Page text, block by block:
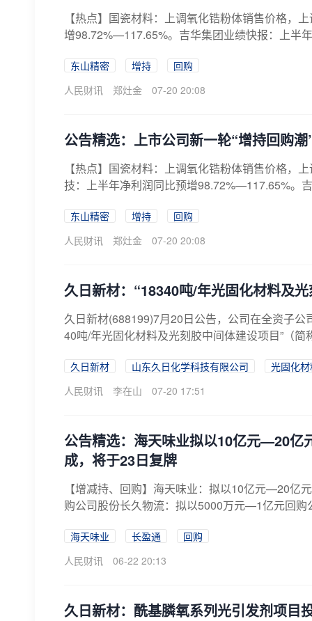
【热点】国瓷材料：上调氧化锆粉体销售价格
增98.72%—117.65%。吉华集团业绩快报：上半
东山精密 增持
回购
人民财讯
郑灶金 07-20 20:08
公告精选：上市公司新一轮“增持回购
【热点】国瓷材料：上调氧化锆粉体销售价格
技：上半年净利润同比预增98.72%—117.65%。
东山精密 增持
回购
人民财讯
郑灶金 07-20 20:08
久日新材：“18340吨/年光固化材料及
久日新材(688199)7月20日公告，公司在全资子
40吨/年光固化材料及光刻胶中间体建设项目”（简
久日新材 山东久日化学科技有限公司
光固化
人民财讯
李在山 07-20 17:51
公告精选：海天味业拟以10亿元—20亿
成，将于23日复牌
【增减持、回购】海天味业：拟以10亿元—20
购公司股份长久物流：拟以5000万元—1亿元回购
海天味业 长盈通
回购
人民财讯
06-22 20:13
久日新材：酰基膦氧系列光引发剂项目